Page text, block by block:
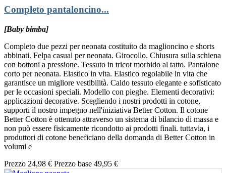
Completo pantaloncino...
[Baby bimba]
Completo due pezzi per neonata costituito da maglioncino e shorts
abbinati. Felpa casual per neonata. Girocollo. Chiusura sulla schiena
con bottoni a pressione. Tessuto in tricot morbido al tatto. Pantalone
corto per neonata. Elastico in vita. Elastico regolabile in vita che
garantisce un migliore vestibilità. Caldo tessuto elegante e sofisticato
per le occasioni speciali. Modello con pieghe. Elementi decorativi:
applicazioni decorative. Scegliendo i nostri prodotti in cotone,
supporti il nostro impegno nell'iniziativa Better Cotton. Il cotone
Better Cotton è ottenuto attraverso un sistema di bilancio di massa e
non può essere fisicamente ricondotto ai prodotti finali. tuttavia, i
produttori di cotone beneficiano della domanda di Better Cotton in
volumi e
Prezzo 24,98 € Prezzo base 49,95 €